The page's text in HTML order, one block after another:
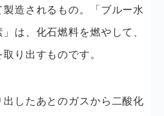
造されるもの。「ブルー水
は、化石燃料を燃やして、
り出すものです。
したあとのガスから二酸化